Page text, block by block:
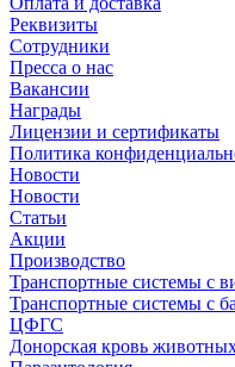
Реквизиты
Сотрудники
Пресса о нас
Вакансии
Награды
Лицензии и сертификаты
Политика
Новости
Новости
Статьи
Акции
Производство
Транспортные системы с
Транспортные системы с
ЦФГС
Донорская кровь